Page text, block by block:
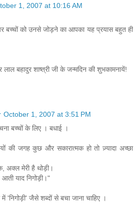
1, 2007 at 10:16 AM
बच्चों को उनसे जोड़ने का आपका यह प्रयास बहुत ही
बहादुर शाष्त्री जी के जन्मदिन की शुभकामनायें!
October 1, 2007 at 3:51 PM
बच्चों के लिए । बधाई ।
की जगह कुछ और सकारात्मक हो तो ज़्यादा अच्छा
अक्ल मेरी है थोड़ी।
याद निगोड़ी।"
'निगोड़ी' जैसे शब्दों से बचा जाना चाहिए ।